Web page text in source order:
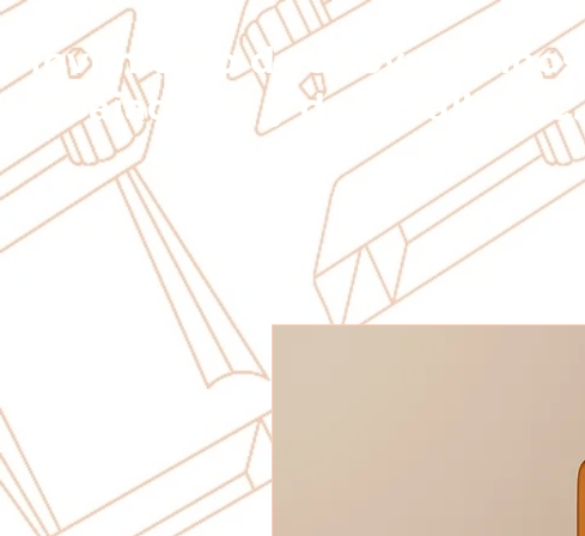
Movimiento de apoyo a niños
trabajadores y de la calle A.C.